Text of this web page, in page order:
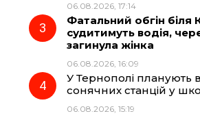
k
a
m
06.08.2026, 17:14
Фатальний обгін біля
судитимуть водія,
загинула жінка
06.08.2026, 16:09
У Тернополі планують
сонячних станцій у
06.08.2026, 15:19